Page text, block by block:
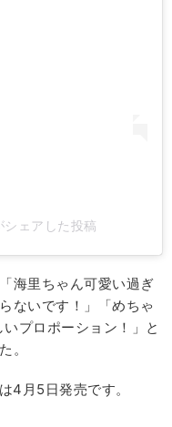
ェアした投稿
海里ちゃん可愛い過ぎ
ないです！」「めちゃ
プロポーション！」と
。
4月5日発売です。